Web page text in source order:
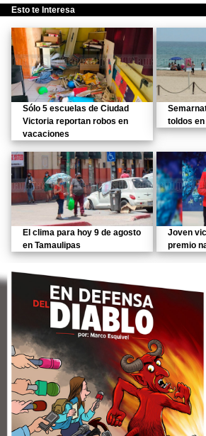
Esto te Interesa
Sólo 5 escuelas de Ciudad
Victoria reportan robos en
vacaciones
toldos
El clima para hoy 9 de agosto
en Tamaulipas
Joven
premio